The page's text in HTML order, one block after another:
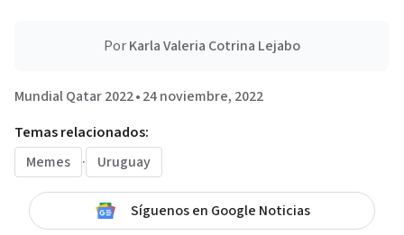
PorKarla Valeria Cotrina Lejabo
Mundial Qatar 2022•24 noviembre, 2022
Temas relacionados:
Memes
· Uruguay
Síguenos en Google Noticias